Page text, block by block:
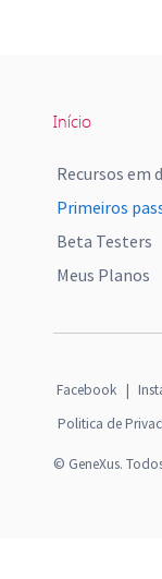
Início
Recursos em
Primeiros
Beta Testers
Meus Planos
Facebook |
Politica de
© GeneXus.